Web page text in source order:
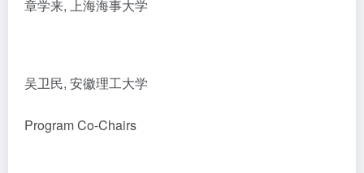
章学来, 上海海事大学
吴卫民, 安徽理工大学
Program Co-Chairs